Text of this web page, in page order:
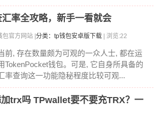
率全攻略，新手一看就会
官方网站 | 分类：tp钱包安卓版下载 | 浏览:22
前, 存在数量颇为可观的一众人士, 都在运
TokenPocket钱包。可是, 它自身所具备的
率查询这一功能隐秘程度比较可观...
trx吗 TPwallet要不要充TRX？一